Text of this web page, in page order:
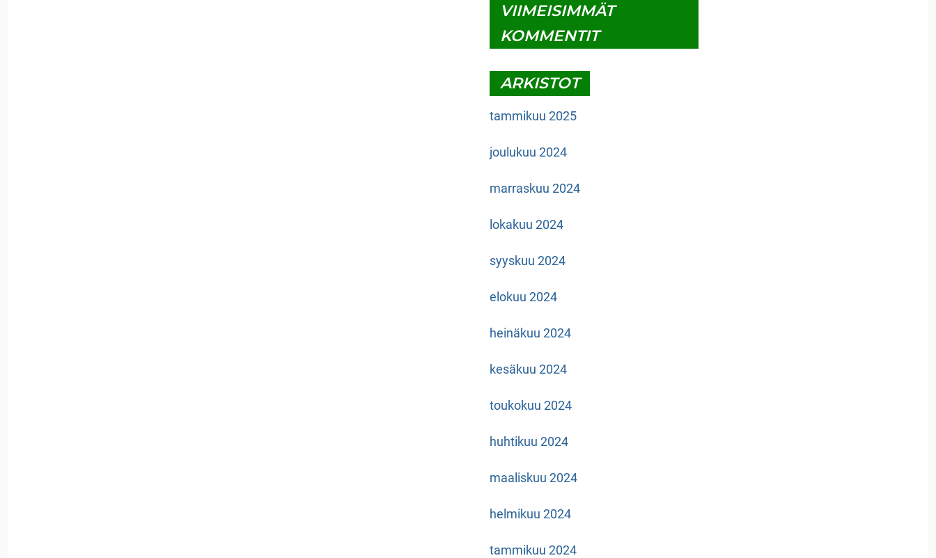
VIIMEISIMMÄT
KOMMENTIT
ARKISTOT
tammikuu 2025
joulukuu 2024
marraskuu 2024
lokakuu 2024
syyskuu 2024
elokuu 2024
heinäkuu 2024
kesäkuu 2024
toukokuu 2024
huhtikuu 2024
maaliskuu 2024
helmikuu 2024
tammikuu 2024